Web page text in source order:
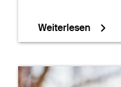
Weiterlesen